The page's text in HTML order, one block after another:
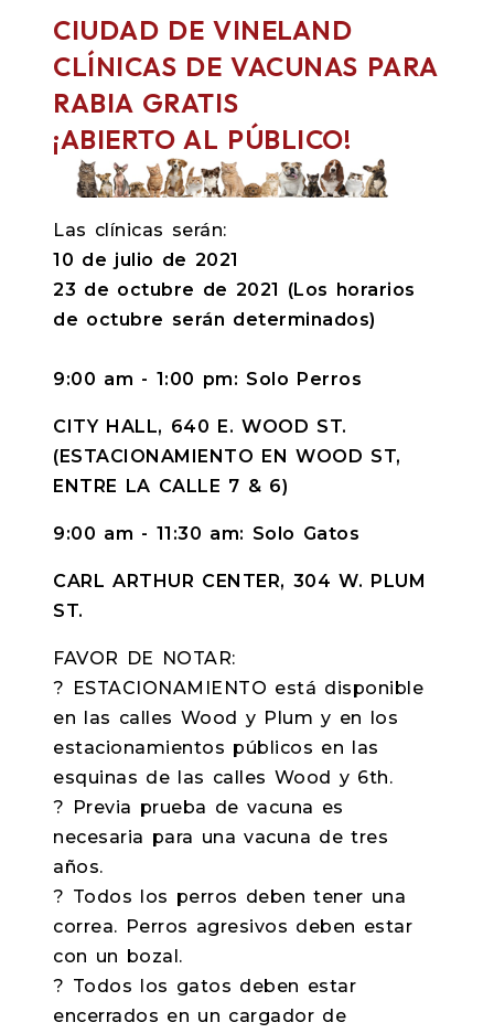
CIUDAD DE VINELAND
CLÍNICAS DE VACUNAS PARA
RABIA GRATIS
¡ABIERTO AL PÚBLICO!
Las clínicas serán:
10 de julio de 2021
23 de octubre de 2021 (Los horarios
de octubre serán determinados)
9:00 am - 1:00 pm: Solo Perros
CITY HALL, 640 E. WOOD ST.
(ESTACIONAMIENTO EN WOOD ST,
ENTRE LA CALLE 7 & 6)
9:00 am - 11:30 am: Solo Gatos
CARL ARTHUR CENTER, 304 W. PLUM
ST.
FAVOR DE NOTAR:
? ESTACIONAMIENTO está disponible
en las calles Wood y Plum y en los
estacionamientos públicos en las
esquinas de las calles Wood y 6th.
? Previa prueba de vacuna es
necesaria para una vacuna de tres
años.
? Todos los perros deben tener una
correa. Perros agresivos deben estar
con un bozal.
? Todos los gatos deben estar
encerrados en un cargador de